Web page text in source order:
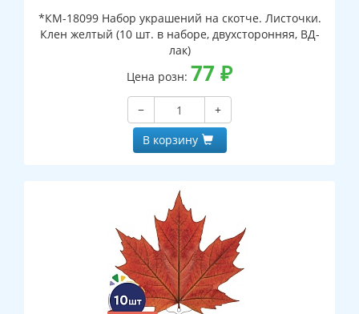
*КМ-18099 Набор украшений на скотче. Листочки.
Клен желтый (10 шт. в наборе, двухсторонняя, ВД-
лак)
Цена розн: 77 ₽
−
+
В корзину